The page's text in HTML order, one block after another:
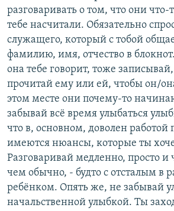
разговаривать о том, что они
тебе насчитали. Обязательно
служащего, который с тобой
фамилию, имя, отчество в
она тебе говорит, тоже
прочитай ему или ей, чтобы он/
этом месте они почему-то
забывай всё время улыбаться
что в, основном, доволен работой
имеются нюансы, которые ты
Разговаривай медленно, просто и
чем обычно, - будто с отсталым в
ребёнком. Опять же, не забывай
начальственной улыбкой. Ты